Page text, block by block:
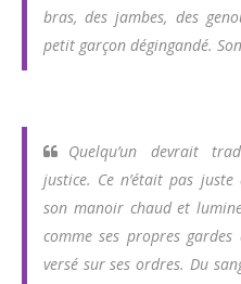
bras, des jambes, des
petit garçon dégingandé.
Quelqu’un devrait
justice. Ce n’était pas juste
son manoir chaud et
comme ses propres gardes
versé sur ses ordres. Du